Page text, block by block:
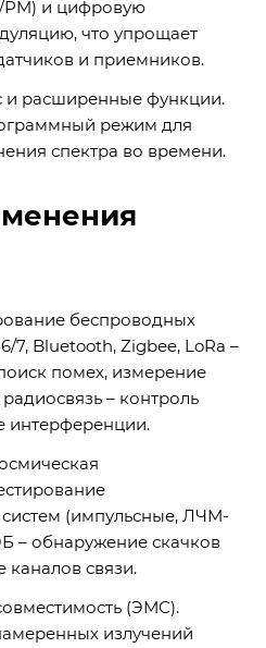
PM) и цифровую
что упрощает
и приемников.
и расширенные функции.
режим для
спектра во времени.
беспроводных
7, Bluetooth, Zigbee, LoRa –
помех, измерение
– контроль
интерференции.
(импульсные, ЛЧМ-
– обнаружение скачков
каналов связи.
(ЭМС).
излучений